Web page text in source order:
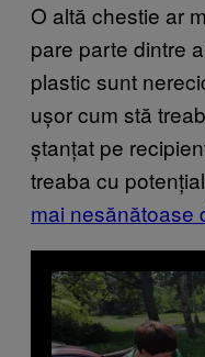
O altă chestie ar
pare parte dintre
plastic sunt
ușor cum stă
ștanțat pe
treaba cu
mai nesănătoase